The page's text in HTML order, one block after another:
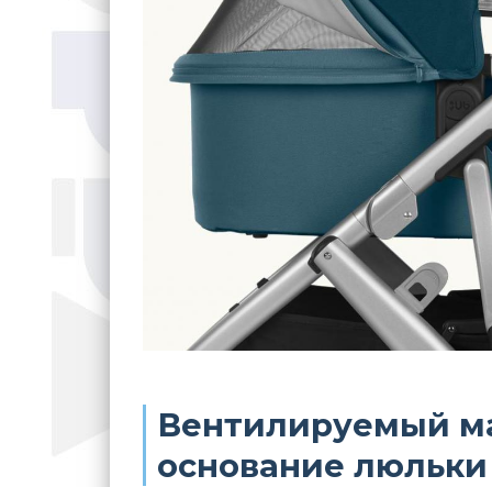
Вентилируемый
основание люльки